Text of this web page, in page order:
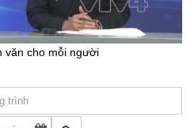
văn cho mỗi người